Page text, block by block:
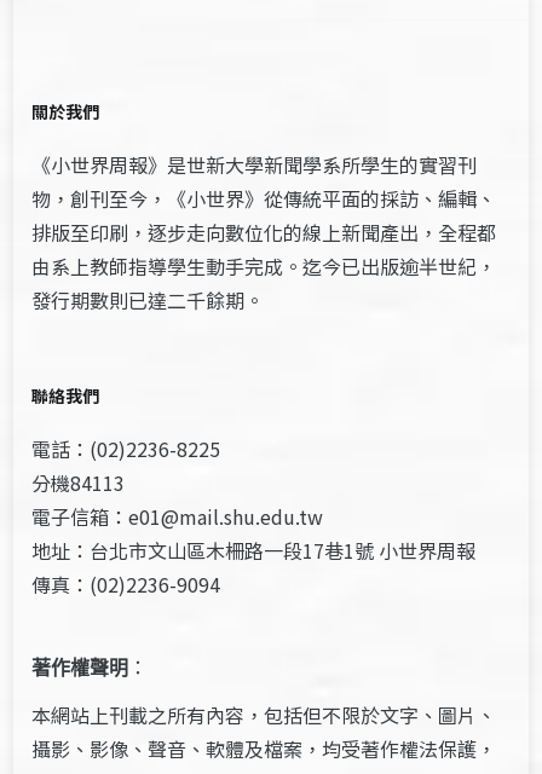
關於我們
《小世界周報》是世新大學新聞學系所學生的實習刊
物，創刊至今，《小世界》從傳統平面的採訪、編輯、
排版至印刷，逐步走向數位化的線上新聞產出，全程都
由系上教師指導學生動手完成。迄今已出版逾半世紀，
發行期數則已達二千餘期。
聯絡我們
電話：(02)2236-8225
分機84113
電子信箱：e01@mail.shu.edu.tw
地址：台北市文山區木柵路一段17巷1號 小世界周報
傳真：(02)2236-9094
著作權聲明 ：
本網站上刊載之所有內容，包括但不限於文字、圖片、
攝影、影像、聲音、軟體及檔案，均受著作權法保護，